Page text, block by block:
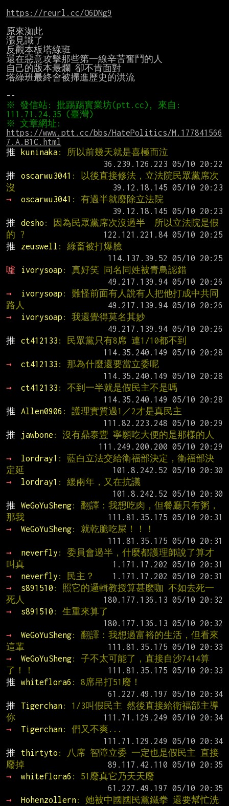
https://reurl.cc/O6DNg9
原來洳此
漲見識了
反觀本板塔綠班
還在惡意攻擊那些第一線辛苦奮鬥的人
自己的版本最爛 卻不肯面對
塔綠班最終會被掃進歷史的洪流
※ 發信站: 批踢踢實業坊(ptt.cc), 來自:
https://www.ptt.cc/bbs/HatePolitics/M.177841566
7.A.B1C.html
推
kuninaka: 所以前幾天就是喜極而泣
推
oscarwu3041 : 以後直接修法，立法院民眾黨席次
沒
→
oscarwu3041 : 有過半就廢除立法院
推
desho : 因為民眾黨席次沒過半  所以立法院是假
的 ?
推
zeuswell : 綠畜被打爆臉
噓
ivorysoap : 真好笑 同名同姓被青鳥認錯
→
ivorysoap : 難怪前面有人說有人把他打成中共同
路人
→
ivorysoap : 我還覺得莫名其妙
推
ct412133 : 民眾黨只有8席 連1/10都不到
→
ct412133 : 那為什麼還要當立委呢
→
ct412133 : 不到一半就是假民主不是嗎
推
Allen0906 : 護理實質過1／2才是真民主
推
jawbone : 沒有鼎泰豐 寧願吃大便的是那樣的人
→
lordray1 : 藍白立法交給衛福部決定，衛福部決
定延
→
lordray1 : 緩兩年，又在抗議
推
WeGoYuSheng: 翻譯：我想吃肉，但餐廳只有粥，
那我
→
WeGoYuSheng: 就乾脆吃屎！！！
→
neverfly : 委員會過半，什麼都護理師說了算才
叫真
→
neverfly : 民主？
→
s891510 : 照它的邏輯教授算甚麼咖 不如去死一
死人
→
s891510 : 生重來算了
→
WeGoYuSheng: 翻譯：我想過富裕的生活，但看來
這輩
→
WeGoYuSheng: 子不太可能了，直接自沙7414算
了！！
推
whiteflora6 : 8席吊打51廢！
推
Tigerchan: 1/3叫假民主 然後直接給衛福部主導
你
→
Tigerchan: 們又不爽...
推
thirtyto : 八席 智障立委 一定也是假民主 直接
廢掉
→
whiteflora6 : 51廢真它乃天天廢
→
Hohenzollern: 她被中國國民黨鐵拳 還要幫忙洗